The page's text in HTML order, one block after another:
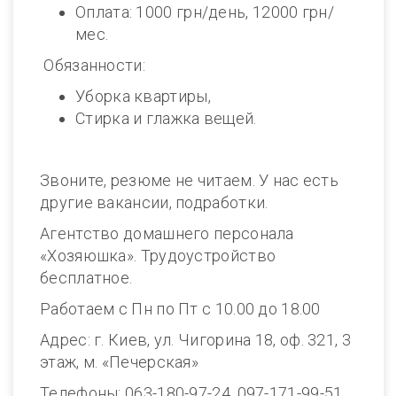
Оплата: 1000 грн/день, 12000 грн/
мес.
Обязанности:
Уборка квартиры,
Стирка и глажка вещей.
Звоните, резюме не читаем. У нас есть
другие вакансии, подработки.
Агентство домашнего персонала
«Хозяюшка». Трудоустройство
бесплатное.
Работаем с Пн по Пт с 10.00 до 18.00
Адрес: г. Киев, ул. Чигорина 18, оф. 321, 3
этаж, м. «Печерская»